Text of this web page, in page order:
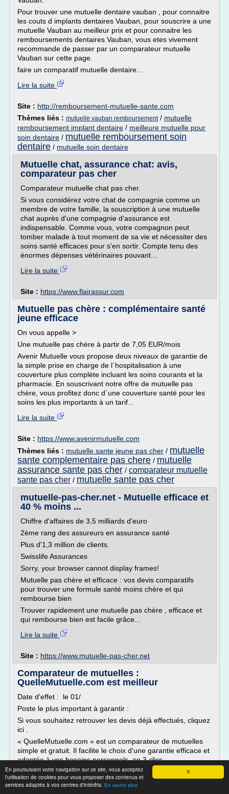
X
En poursuivant votre navigation sur ce site, vous acceptez
l'utilisation de cookies pour vous proposer des contenus et
services adaptés à vos centres d'intérêts. En savoir plus
Pour trouver une mutuelle dentaire vauban , pour connaitre
les couts d implants dentaires Vauban, pour souscrire a une
mutuelle Vauban au meilleur prix et pour connaitre les
remboursements dentaires Vauban, vous etes vivement
recommande de passer par un comparateur mutuelle
Vauban sur cette page.
faire un comparatif mutuelle dentaire...
Lire la suite
Site : http://remboursement-mutuelle-sante.com
Thèmes liés : mutuelle vauban remboursement/ mutuelle
remboursement implant dentaire / meilleure mutuelle pour
soin dentaire / mutuelle remboursement soin
dentaire / mutuelle soin dentaire
Mutuelle chat, assurance chat: avis,
comparateur pas cher
Comparateur mutuelle chat pas cher.
Si vous considérez votre chat de compagnie comme un
membre de votre famille, la souscription à une mutuelle
chat auprès d'une compagnie d'assurance est
indispensable. Comme vous, votre compagnon peut
tomber malade à tout moment de sa vie et nécessiter des
soins santé efficaces pour s'en sortir. Compte tenu des
énormes dépenses vétérinaires pouvant...
Lire la suite
Site : https://www.flairassur.com
Mutuelle pas chère : complémentaire santé
jeune efficace
On vous appelle >
Une mutuelle pas chère à partir de 7,05 EUR/mois
Avenir Mutuelle vous propose deux niveaux de garantie de
la simple prise en charge de l´hospitalisation à une
couverture plus complète incluant les soins courants et la
pharmacie. En souscrivant notre offre de mutuelle pas
chère, vous profitez donc d´une couverture santé pour les
soins les plus importants à un tarif...
Lire la suite
Site : https://www.avenirmutuelle.com
Thèmes liés : mutuelle sante jeune pas cher / mutuelle
sante complementaire pas chere / mutuelle
assurance sante pas cher / comparateur mutuelle
sante pas cher / mutuelle sante pas cher
mutuelle-pas-cher.net - Mutuelle efficace et
40 % moins ...
Chiffre d'affaires de 3,5 milliards d'euro
2ème rang des assureurs en assurance santé
Plus d'1,3 million de clients.
Swisslife Assurances
Sorry, your browser cannot display frames!
Mutuelle pas chère et efficace : vos devis comparatifs
pour trouver une formule santé moins chère et qui
rembourse bien
Trouver rapidement une mutuelle pas chère , efficace et
qui rembourse bien est facile grâce...
Lire la suite
Site : https://www.mutuelle-pas-cher.net
Comparateur de mutuelles :
QuelleMutuelle.com est meilleur
Date d'effet : le 01/
Poste le plus important à garantir :
Si vous souhaitez retrouver les devis déjà effectués, cliquez
ici .
« QuelleMutuelle.com » est un comparateur de mutuelles
simple et gratuit. Il facilite le choix d'une garantie efficace et
adaptée à vos besoins personnels, en 3 clics.
Savoir quelle mutuelle choisir parmi les différentes formules
et tarifs de mutuelles en...